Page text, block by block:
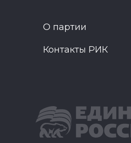
О партии
Контакты РИК